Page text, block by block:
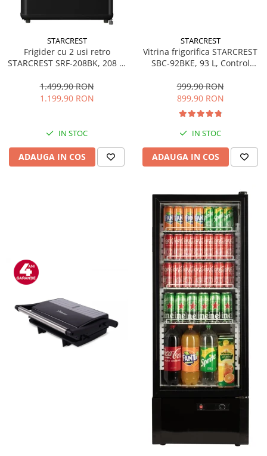
STARCREST
Frigider cu 2 usi retro
STARCREST SRF-208BK, 208 L,
Iluminare LED, Termostat
Reglabil, H 147 cm, Negru
1.499,90 RON
1.199,90 RON
IN STOC
ADAUGA IN COS
STARCREST
Vitrina frigorifica STARCREST
SBC-92BKE, 93 L, Control
83.2 cm, Negru
999,90 RON
899,90 RON
IN STOC
ADAUGA IN COS